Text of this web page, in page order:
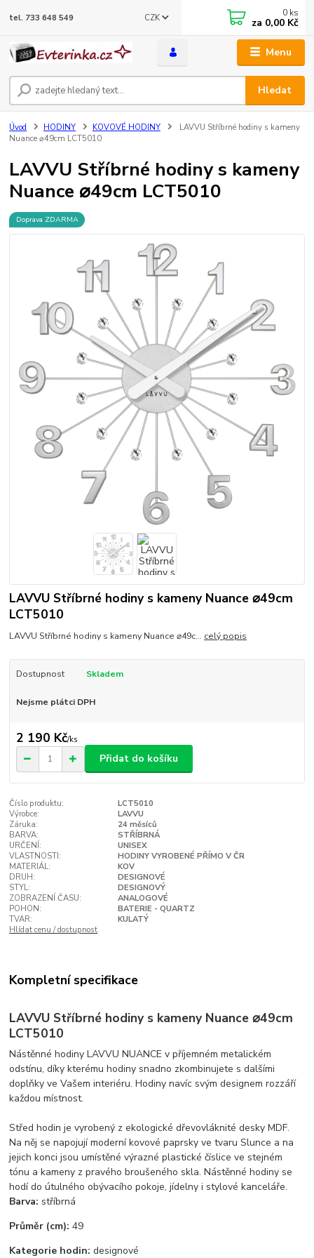
Menu
CZK
Hledat
tel. 733 648 549 0 ks
za 0,00 Kč
Úvod HODINY KOVOVÉ HODINY
LAVVU Stříbrné hodiny s kameny
Nuance ⌀49cm LCT5010
LAVVU Stříbrné hodiny s kameny
Nuance ⌀49cm LCT5010
Doprava ZDARMA
LAVVU Stříbrné hodiny s kameny Nuance ⌀49cm
LCT5010
LAVVU Stříbrné hodiny s kameny Nuance ⌀49c... celý popis
Dostupnost Skladem
Nejsme plátci DPH
2 190 Kč/ks
Přidat do košíku
Číslo produktu:
LCT5010
Výrobce:
LAVVU
Záruka:
24 měsíců
BARVA:
STŘÍBRNÁ
URČENÍ:
UNISEX
VLASTNOSTI:
HODINY VYROBENÉ PŘÍMO V ČR
MATERIÁL:
KOV
DRUH:
DESIGNOVÉ
STYL:
DESIGNOVÝ
ZOBRAZENÍ ČASU:
ANALOGOVÉ
POHON:
BATERIE - QUARTZ
TVAR:
KULATÝ
Hlídat cenu / dostupnost
Kompletní specifikace
LAVVU Stříbrné hodiny s kameny Nuance ⌀49cm
LCT5010
Nástěnné hodiny LAVVU NUANCE v příjemném metalickém
odstínu, díky kterému hodiny snadno zkombinujete s dalšími
doplňky ve Vašem interiéru. Hodiny navíc svým designem rozzáří
každou místnost.
Střed hodin je vyrobený z ekologické dřevovláknité desky MDF.
Na něj se napojují moderní kovové paprsky ve tvaru Slunce a na
jejich konci jsou umístěné výrazné plastické číslice ve stejném
tónu a kameny z pravého broušeného skla. Nástěnné hodiny se
hodí do útulného obývacího pokoje, jídelny i stylové kanceláře.
Barva: stříbrná
Průměr (cm): 49
Kategorie hodin: designové